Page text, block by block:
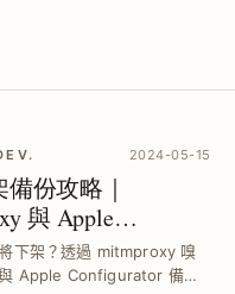
2024-05-15
份攻略｜
與 Apple
技術保存與還原
下架？透過 mitmproxy 嗅
Apple Configurator 備份